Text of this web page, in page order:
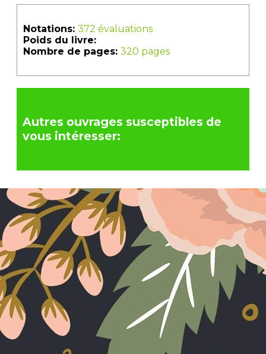
Notations: 372 évaluations
Poids du livre:
Nombre de pages: 320 pages
Autres ouvrages susceptibles de
vous intéresser: